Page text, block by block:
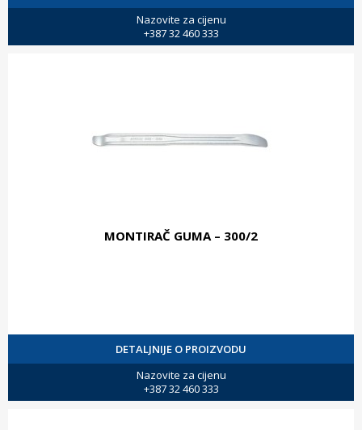
Nazovite za cijenu
+387 32 460 333
MONTIRAČ GUMA – 300/2
DETALJNIJE O PROIZVODU
Nazovite za cijenu
+387 32 460 333